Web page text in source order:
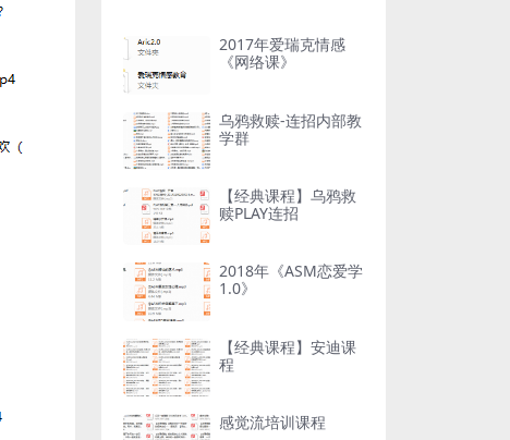
2017年爱瑞克情感
《网络课》
乌鸦救赎-连招内部教
学群
【经典课程】乌鸦救
赎PLAY连招
2018年《ASM恋爱学
1.0》
【经典课程】安迪课
程
感觉流培训课程